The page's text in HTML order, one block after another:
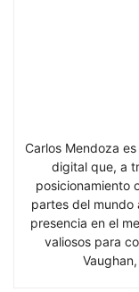
Carlos Mendoza
digital que, a
posicionamiento
partes del mundo
presencia en el
valiosos para